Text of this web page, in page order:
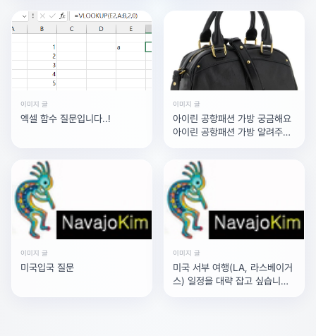
이미지 글
엑셀 함수 질문입니다..!
이미지 글
아이린 공항패션 가방 궁금해요
아이린 공항패션 가방 알려주세
이미지 글
미국입국 질문
이미지 글
미국 서부 여행(LA, 라스베이거
스) 일정을 대략 잡고 싶습니다.